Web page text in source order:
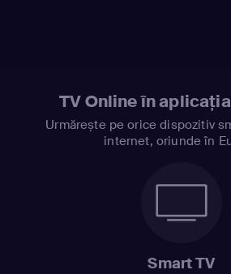
TV Online în
Urmărește pe orice dispozitiv
internet, oriunde în
Smart TV